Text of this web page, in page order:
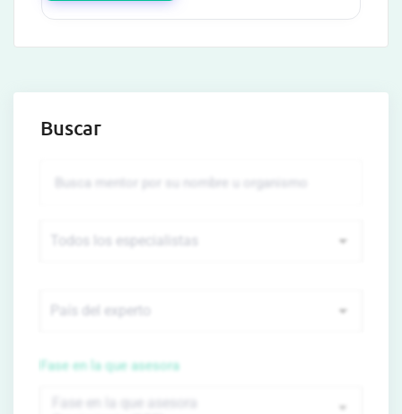
Buscar
Fase en la que asesora